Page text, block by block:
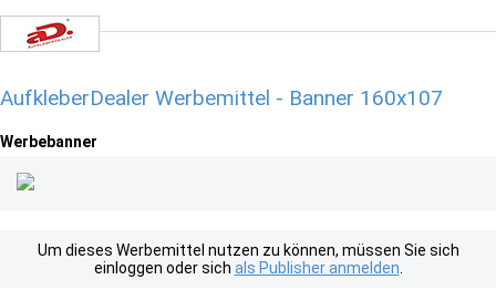
AufkleberDealer Werbemittel - Banner 160x107
Werbebanner
Um dieses Werbemittel nutzen zu können, müssen Sie sich
einloggen oder sich als Publisher anmelden